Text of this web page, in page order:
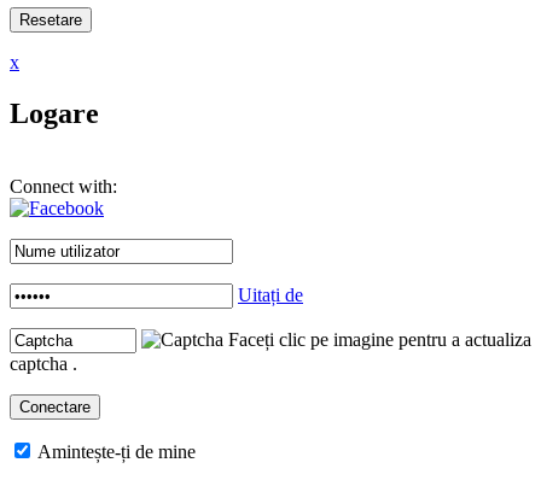
x
Logare
Connect with:
Uitați de
Faceți clic pe imagine pentru a actualiza
captcha .
Amintește-ți de mine